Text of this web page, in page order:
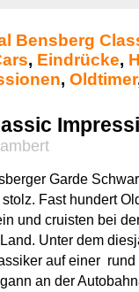
Bensberg
, Eindrücke,
, Oldtimer
Garde
Fast hundert
und cruisten bei
Unter dem
auf einer rund
an der